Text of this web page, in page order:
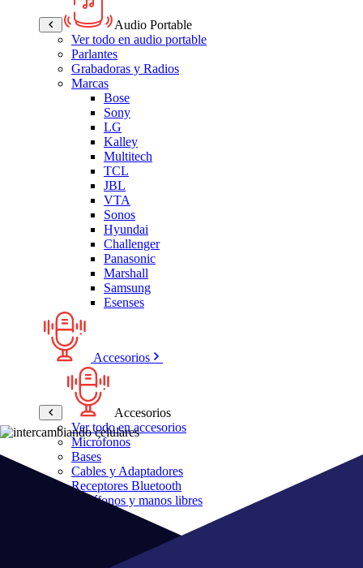
Audio Portable
Ver todo en audio portable
Parlantes
Grabadoras y Radios
Marcas
Bose
Sony
LG
Kalley
Multitech
TCL
JBL
VTA
Sonos
Hyundai
Challenger
Panasonic
Marshall
Samsung
Esenses
Accesorios
Accesorios
Ver todo en accesorios
Micrófonos
Bases
Cables y Adaptadores
Receptores Bluetooth
Audífonos y manos libres